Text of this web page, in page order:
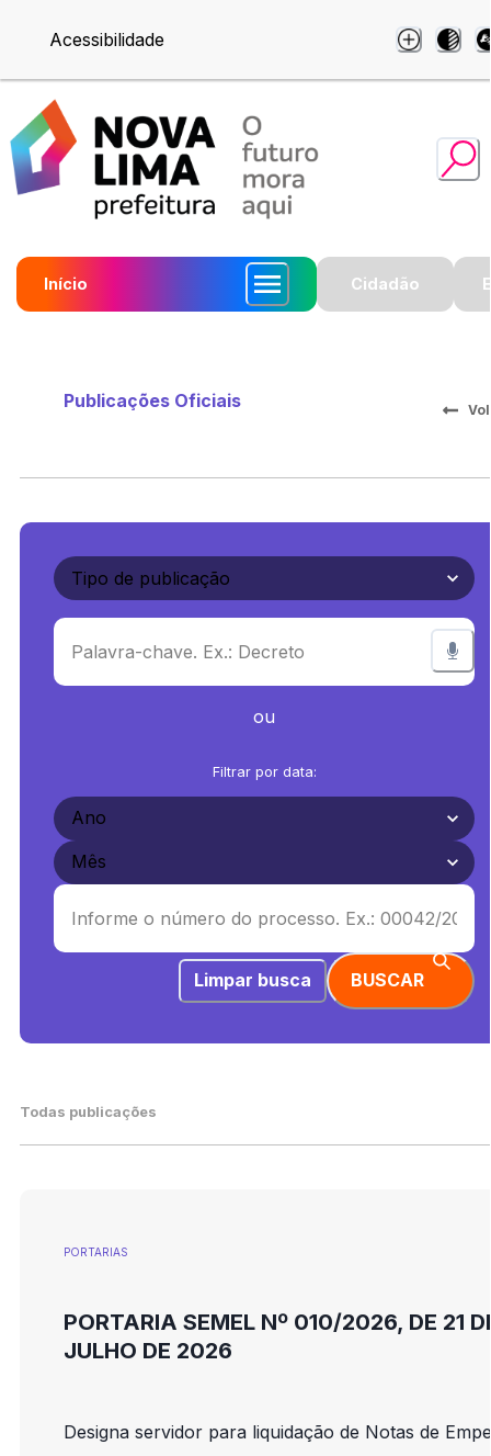
Acessibilidade
Início Cidadão
Publicações Oficiais
ou
Filtrar por data:
Limpar busca BUSCAR
Todas publicações
PORTARIAS
PORTARIA SEMEL Nº 010/2026, DE 21
JULHO DE 2026
Designa servidor para liquidação de Notas de